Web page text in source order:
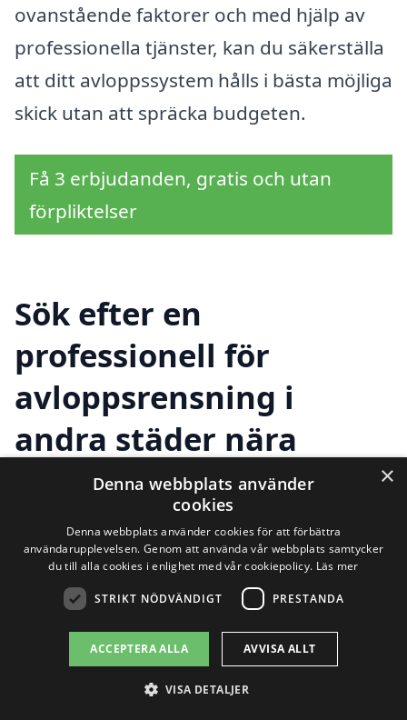
ovanstående faktorer och med hjälp av
professionella tjänster, kan du säkerställa
att ditt avloppssystem hålls i bästa möjliga
skick utan att spräcka budgeten.
Få 3 erbjudanden, gratis och utan
förpliktelser
Sök efter en
professionell för
avloppsrensning i
andra städer nära
Strömma
Att hitta rätt hjälp för avloppsrensning i
Strömma är viktigt för att säkerställa att
ditt avloppssystem fungerar effektivt. Om
du möter problem med avloppet kan det
vara bra att veta att det finns
×
Denna webbplats använder
cookies
Denna webbplats använder cookies för att förbättra
användarupplevelsen. Genom att använda vår webbplats samtycker
du till alla cookies i enlighet med vår cookiepolicy. Läs mer
STRIKT NÖDVÄNDIGT PRESTANDA
ACCEPTERA ALLA AVVISA ALLT
VISA DETALJER